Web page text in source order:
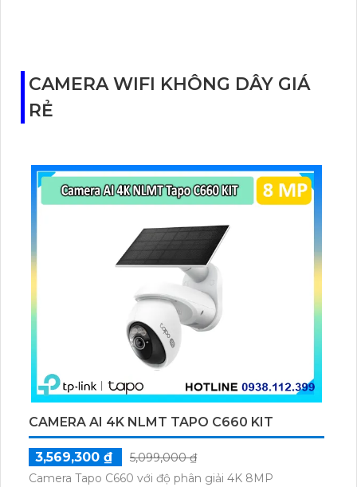
ngoại lên đến 30m. Với thiết kế thân kim loại, nó đảm
bảo độ bền và chất lượng hình ảnh sắc nét. Camera
cũng hỗ trợ công nghệ IP POE, giúp việc nâng cấp
ứng nhu cầu giám sát của các công trình xây dựng.
CAMERA WIFI KHÔNG DÂY GIÁ
RẺ
CAMERA AI 4K NLMT TAPO C660 KIT
3,569,300 ₫
5,099,000 ₫
Camera Tapo C660 với độ phân giải 4K 8MP